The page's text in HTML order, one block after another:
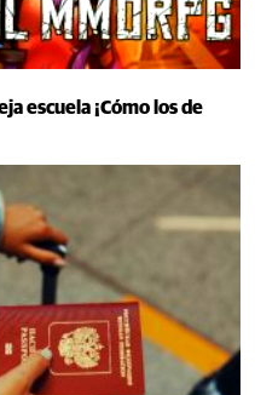
escuela ¡Cómo los de